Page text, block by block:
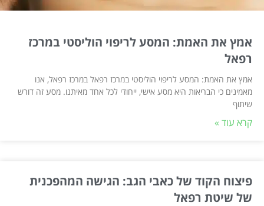
אמץ את האמת: המסע לריפוי הוליסטי במרכז
רפאל
אמץ את האמת: המסע לריפוי הוליסטי במרכז רפאל במרכז רפאל, אנו
מאמינים כי הבריאות היא מסע אישי, ייחודי לכל אחד מאיתנו. מסע זה דורש
שיתוף
קרא עוד »
פיצוח הקוד של כאבי הגב: הגישה המהפכנית
של שיטת רפאל